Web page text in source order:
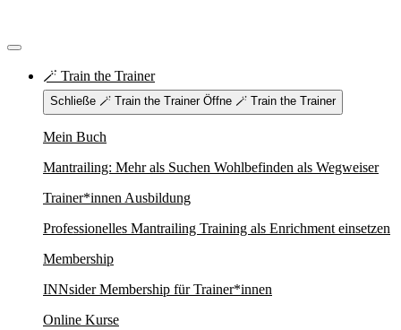
🪄 Train the Trainer
Schließe 🪄 Train the Trainer Öffne 🪄 Train the Trainer
Mein Buch
Mantrailing: Mehr als Suchen Wohlbefinden als Wegweiser
Trainer*innen Ausbildung
Professionelles Mantrailing Training als Enrichment einsetzen
Membership
INNsider Membership für Trainer*innen
Online Kurse